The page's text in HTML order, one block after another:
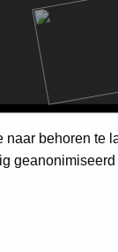
behoren te